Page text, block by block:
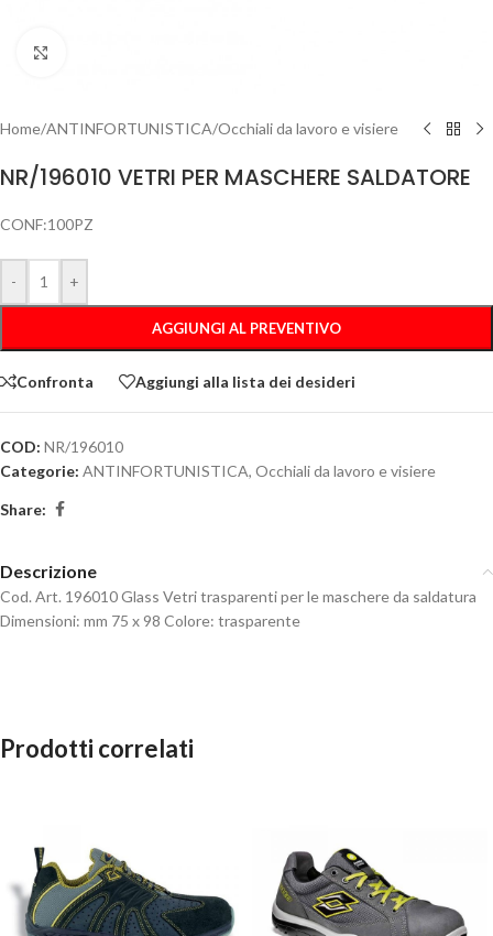
Home/ANTINFORTUNISTICA/Occhiali da lavoro e visiere
NR/196010 VETRI PER MASCHERE SALDATORE
CONF:100PZ
- +
AGGIUNGI AL PREVENTIVO
Confronta Aggiungi alla lista dei desideri
COD: NR/196010
Categorie: ANTINFORTUNISTICA, Occhiali da lavoro e visiere
Share:
Descrizione
Cod. Art. 196010 Glass Vetri trasparenti per le maschere da saldatura
Dimensioni: mm 75 x 98 Colore: trasparente
Prodotti correlati